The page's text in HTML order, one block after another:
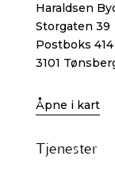
Haraldsen
Storgaten 39
Postboks 414
3101
Åpne i kart
Tjenester